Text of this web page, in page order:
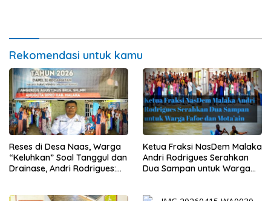
Rekomendasi untuk kamu
Reses di Desa Naas, Warga
“Keluhkan” Soal Tanggul dan
Drainase, Andri Rodrigues:
Ketua Fraksi NasDem Malaka
Andri Rodrigues Serahkan
Dua Sampan untuk Warga